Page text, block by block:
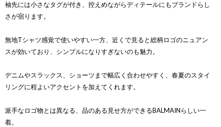
袖先には小さなタグが付き、控えめながらディテールにもブランドらし
さが宿ります。
無地Tシャツ感覚で使いやすい一方、近くで見ると総柄ロゴのニュアン
スが効いており、シンプルになりすぎないのも魅力。
デニムやスラックス、ショーツまで幅広く合わせやすく、春夏のスタイ
リングに程よいアクセントを加えてくれます。
派手なロゴ物とは異なる、品のある見せ方ができるBALMAINらしい一
着。